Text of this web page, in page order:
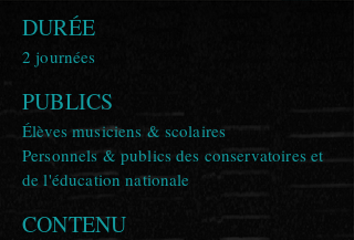
DURÉE
2 journées
PUBLICS
Élèves musiciens & scolaires
Personnels & publics des conservatoires et
de l'éducation nationale
CONTENU